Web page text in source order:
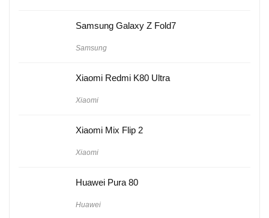
Samsung Galaxy Z Fold7
Samsung
Xiaomi Redmi K80 Ultra
Xiaomi
Xiaomi Mix Flip 2
Xiaomi
Huawei Pura 80
Huawei